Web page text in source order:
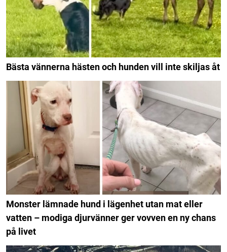
Bästa vännerna hästen och hunden vill inte skiljas åt
Monster lämnade hund i lägenhet utan mat eller
vatten – modiga djurvänner ger vovven en ny chans
på livet